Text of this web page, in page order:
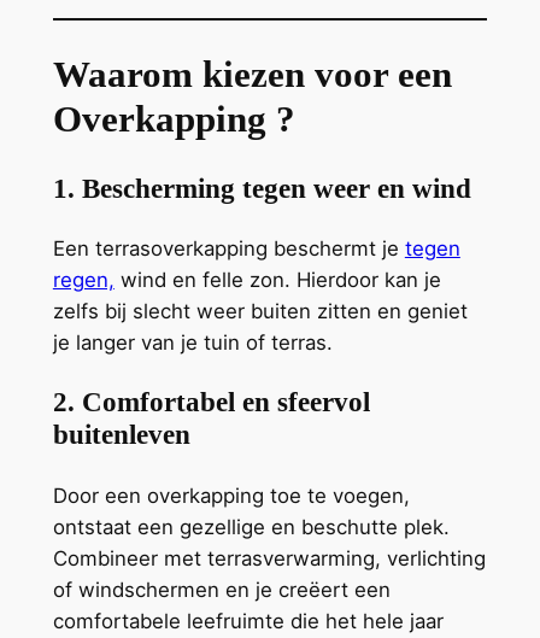
Waarom kiezen voor een
Overkapping ?
1. Bescherming tegen weer en wind
Een terrasoverkapping beschermt je tegen
regen, wind en felle zon. Hierdoor kan je
zelfs bij slecht weer buiten zitten en geniet
je langer van je tuin of terras.
2. Comfortabel en sfeervol
buitenleven
Door een overkapping toe te voegen,
ontstaat een gezellige en beschutte plek.
Combineer met terrasverwarming, verlichting
of windschermen en je creëert een
comfortabele leefruimte die het hele jaar